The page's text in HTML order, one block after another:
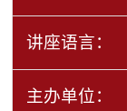
讲座语言：
主办单位：